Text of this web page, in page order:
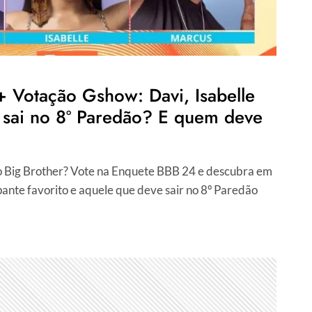
Votação Gshow: Davi, Isabelle
no 8º Paredão? E quem deve
Brother? Vote na Enquete BBB 24 e descubra em
favorito e aquele que deve sair no 8º Paredão